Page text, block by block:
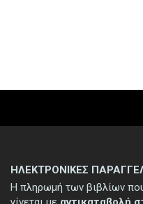
ΗΛΕΚΤΡΟΝΙΚΕΣ
Η πληρωμή των βιβλίων